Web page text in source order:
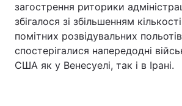
загострення риторики
збігалося зі збільшенням
помітних розвідувальних
спостерігалися напередодні
США як у Венесуелі, так і в Ірані.